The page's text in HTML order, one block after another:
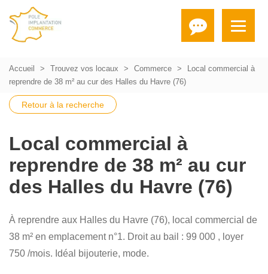
Accueil Trouvez vos locaux Commerce
Local commercial à
reprendre de 38 m² au cur des Halles du Havre (76)
Retour à la recherche
Local commercial à
reprendre de 38 m² au cur
des Halles du Havre (76)
À reprendre aux Halles du Havre (76), local commercial de
38 m² en emplacement n°1. Droit au bail : 99 000 , loyer
750 /mois. Idéal bijouterie, mode.